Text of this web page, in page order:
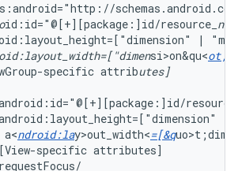
id:id="@[+][package:]id/resource
|
oid:layout_width=["dimensi>on&qu<ot;
specific attributes]
ndroid:lay>out_width<=[&q
[View-specific attributes]